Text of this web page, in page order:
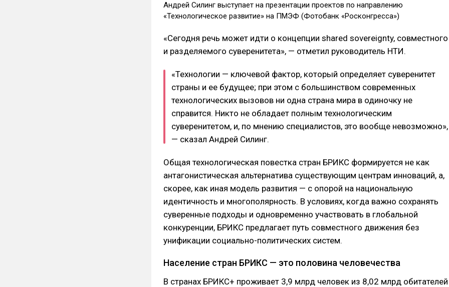
Андрей Силинг выступает на презентации проектов по направлению
«Технологическое развитие» на ПМЭФ (Фотобанк «Росконгресса»)
«Сегодня речь может идти о концепции shared sovereignty, совместного
и разделяемого суверенитета», — отметил руководитель НТИ.
«Технологии — ключевой фактор, который определяет суверенитет
страны и ее будущее; при этом с большинством современных
технологических вызовов ни одна страна мира в одиночку не
справится. Никто не обладает полным технологическим
суверенитетом, и, по мнению специалистов, это вообще невозможно»,
— сказал Андрей Силинг.
Общая технологическая повестка стран БРИКС формируется не как
антагонистическая альтернатива существующим центрам инноваций, а,
скорее, как иная модель развития — с опорой на национальную
идентичность и многополярность. В условиях, когда важно сохранять
суверенные подходы и одновременно участвовать в глобальной
конкуренции, БРИКС предлагает путь совместного движения без
унификации социально-политических систем.
Население стран БРИКС — это половина человечества
В странах БРИКС+ проживает 3,9 млрд человек из 8,02 млрд обитателей